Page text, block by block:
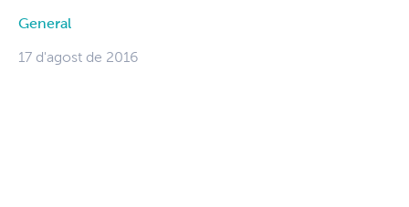
General
17 d'agost de 2016